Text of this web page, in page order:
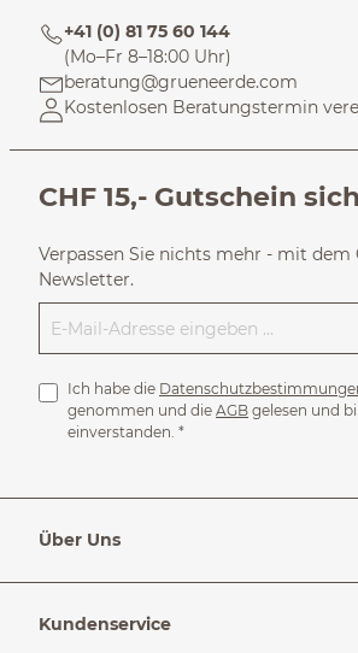
+41 (0) 81 75 60 144
(Mo–Fr 8–18:00 Uhr)
beratung@grueneerde.com
Kostenlosen Beratungstermin
CHF 15,- Gutschein
Verpassen Sie nichts mehr - mit dem
Newsletter.
Ich habe die
genommen und die AGB gelesen und
einverstanden. *
Über Uns
Kundenservice